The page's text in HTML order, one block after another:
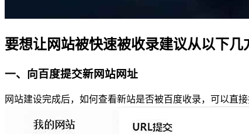
要想让网站被快速被收录建议从以下几
一、向百度提交新网站网址
网站建设完成后，如何查看新站是否被百度收录，可以直